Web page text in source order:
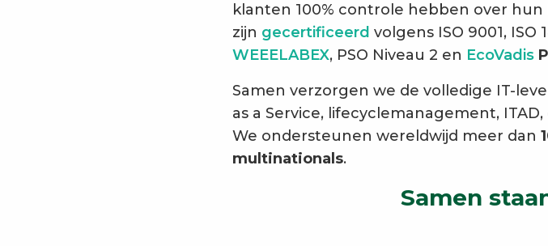
klanten 100% controle hebben over
zijn gecertificeerd volgens ISO 9001, ISO
WEEELABEX, PSO Niveau 2 en EcoVadis
Samen verzorgen we de volledige IT-
as a Service, lifecyclemanagement,
We ondersteunen wereldwijd meer dan
multinationals.
Samen